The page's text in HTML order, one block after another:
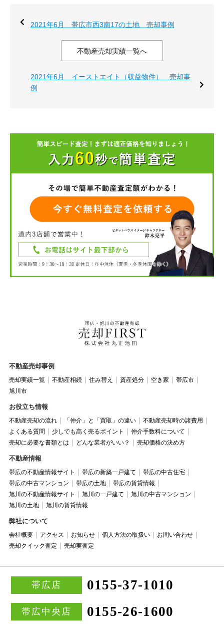
2021年6月 帯広市西3南17の土地 売却事例
不動産売却実績一覧へ
2021年6月 イーストエイト（収益物件） 売却事
例
不動産売却事例
売却実績一覧 不動産相続 住み替え 資産処分 空き家
帯広市
旭川市
お役立ち情報
不動産売却の流れ 「仲介」と「買取」の違い
不動産売却時の諸費用
よくある質問
少しでも高く売るポイント
仲介手数料について
売却に必要な書類とは
どんな業者がいい？ 売却価格の決め方
不動産情報
帯広の不動産情報サイト 帯広の新築一戸建て
帯広の中古住宅
帯広の中古マンション
帯広の土地
帯広の賃貸情報
旭川の不動産情報サイト
旭川の一戸建て
旭川の中古マンション
旭川の土地
旭川の賃貸情報
弊社について
会社概要 アクセス お知らせ 個人方法の取扱い
お問い合わせ
売却クイック査定
売却実査定
帯広店 0155-37-1010
帯広中央店 0155-26-1600